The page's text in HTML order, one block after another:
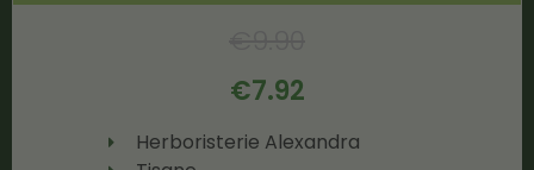
€7.92
Herboristerie Alexandra